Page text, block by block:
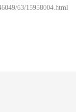
63/15958004.html